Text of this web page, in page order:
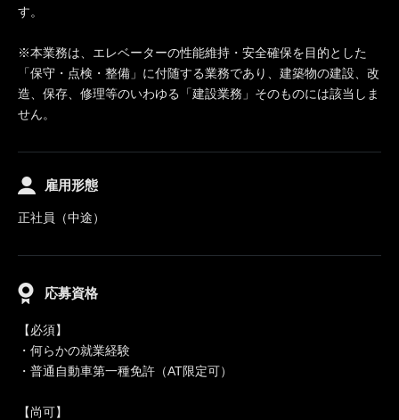
す。
※本業務は、エレベーターの性能維持・安全確保を目的とした
「保守・点検・整備」に付随する業務であり、建築物の建設、改
造、保存、修理等のいわゆる「建設業務」そのものには該当しま
せん。
雇用形態
正社員（中途）
応募資格
【必須】
・何らかの就業経験
・普通自動車第一種免許（AT限定可）
【尚可】